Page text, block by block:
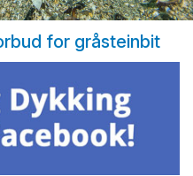
for gråsteinbit